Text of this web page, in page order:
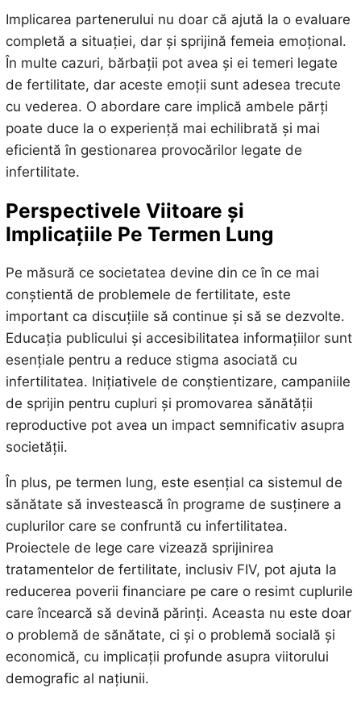
Implicarea partenerului nu doar că ajută la o evaluare
completă a situației, dar și sprijină femeia emoțional.
În multe cazuri, bărbații pot avea și ei temeri legate
de fertilitate, dar aceste emoții sunt adesea trecute
cu vederea. O abordare care implică ambele părți
poate duce la o experiență mai echilibrată și mai
eficientă în gestionarea provocărilor legate de
infertilitate.
Perspectivele Viitoare și
Implicațiile Pe Termen Lung
Pe măsură ce societatea devine din ce în ce mai
conștientă de problemele de fertilitate, este
important ca discuțiile să continue și să se dezvolte.
Educația publicului și accesibilitatea informațiilor sunt
esențiale pentru a reduce stigma asociată cu
infertilitatea. Inițiativele de conștientizare, campaniile
de sprijin pentru cupluri și promovarea sănătății
reproductive pot avea un impact semnificativ asupra
societății.
În plus, pe termen lung, este esențial ca sistemul de
sănătate să investească în programe de susținere a
cuplurilor care se confruntă cu infertilitatea.
Proiectele de lege care vizează sprijinirea
tratamentelor de fertilitate, inclusiv FIV, pot ajuta la
reducerea poverii financiare pe care o resimt cuplurile
care încearcă să devină părinți. Aceasta nu este doar
o problemă de sănătate, ci și o problemă socială și
economică, cu implicații profunde asupra viitorului
demografic al națiunii.